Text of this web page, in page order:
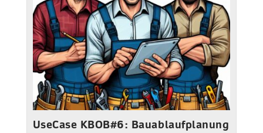
UseCase KBOB#6: Bauablaufplanung